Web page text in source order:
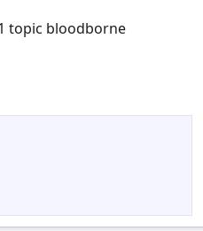
topic bloodborne